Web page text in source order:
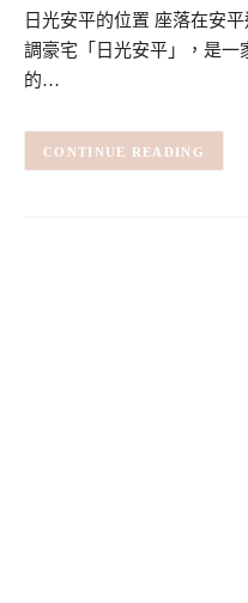
日光安平的位置 座落在安
調豪宅「日光安平」，是一
的…
CONTINUE READING